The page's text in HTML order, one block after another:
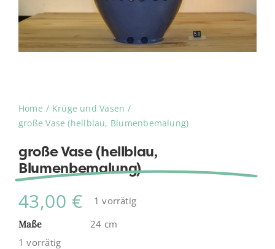
Home
Krüge und Vasen
große Vase (hellblau, Blumenbemalung)
große Vase (hellblau,
Blumenbemalung)
43,00 €
1 vorrätig
Maße
24 cm
1 vorrätig